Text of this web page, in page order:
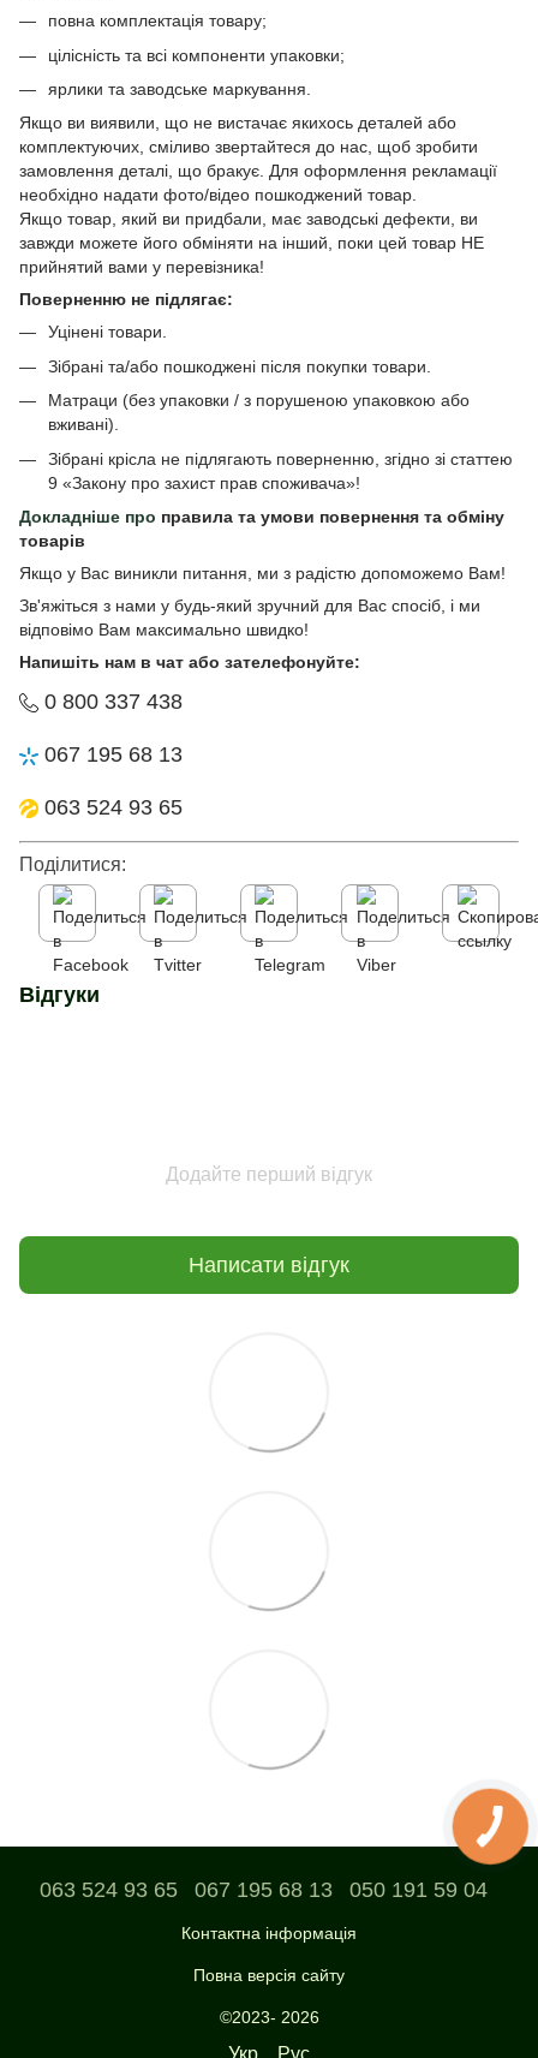
повна комплектація товару;
цілісність та всі компоненти упаковки;
ярлики та заводське маркування.
Якщо ви виявили, що не вистачає якихось деталей або
комплектуючих, сміливо звертайтеся до нас, щоб зробити
замовлення деталі, що бракує. Для оформлення рекламації
необхідно надати фото/відео пошкоджений товар.
Якщо товар, який ви придбали, має заводські дефекти, ви
завжди можете його обміняти на інший, поки цей товар НЕ
прийнятий вами у перевізника!
Поверненню не підлягає:
Уцінені товари.
Зібрані та/або пошкоджені після покупки товари.
Матраци (без упаковки / з порушеною упаковкою або
вживані).
Зібрані крісла не підлягають поверненню, згідно зі статтею
9 «Закону про захист прав споживача»!
Докладніше про правила та умови повернення та обміну
товарів
Якщо у Вас виникли питання, ми з радістю допоможемо Вам!
Зв'яжіться з нами у будь-який зручний для Вас спосіб, і ми
відповімо Вам максимально швидко!
Напишіть нам в чат або зателефонуйте:
0 800 337 438
067 195 68 13
063 524 93 65
Поділитися:
Відгуки
Додайте перший відгук
Написати відгук
063 524 93 65 067 195 68 13 050 191 59 04
Контактна інформація
Повна версія сайту
©2023- 2026
Укр Рус